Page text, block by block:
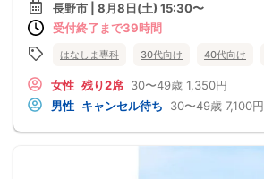
長野市 | 8月8日(土) 15:30〜
受付終了まで39時間
はなしま専科 30代向け 40代向け
女性 残り2席 30〜49歳 1,350円
男性 キャンセル待ち 30〜49歳 7,100円